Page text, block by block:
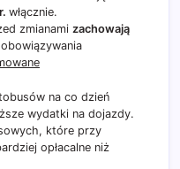
włącznie.
zmianami zachowają
na co dzień
wydatki na dojazdy.
które przy
opłacalne niż